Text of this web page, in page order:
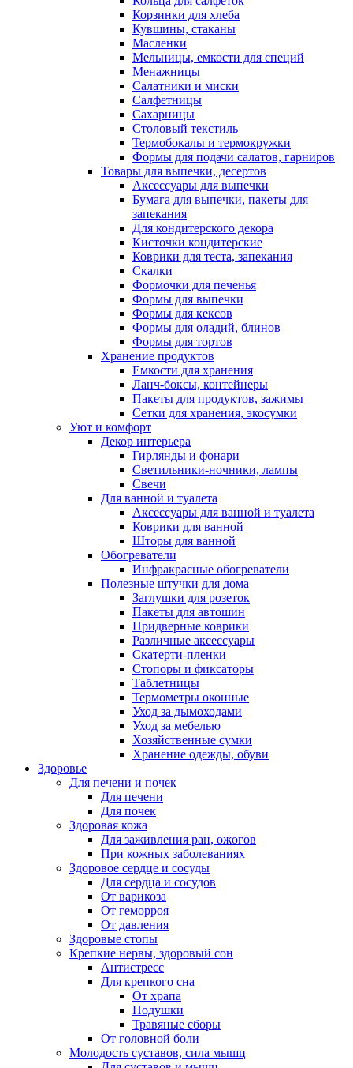
Корзинки для хлеба
Кувшины, стаканы
Масленки
Мельницы, емкости для специй
Менажницы
Салатники и миски
Салфетницы
Сахарницы
Столовый текстиль
Термобокалы и термокружки
Формы для подачи салатов, гарниров
Товары для выпечки, десертов
Аксессуары для выпечки
Бумага для выпечки, пакеты для
запекания
Для кондитерского декора
Кисточки кондитерские
Коврики для теста, запекания
Скалки
Формочки для печенья
Формы для выпечки
Формы для кексов
Формы для оладий, блинов
Формы для тортов
Хранение продуктов
Емкости для хранения
Ланч-боксы, контейнеры
Пакеты для продуктов, зажимы
Сетки для хранения, экосумки
Уют и комфорт
Декор интерьера
Гирлянды и фонари
Светильники-ночники, лампы
Свечи
Для ванной и туалета
Аксессуары для ванной и туалета
Коврики для ванной
Шторы для ванной
Обогреватели
Инфракрасные обогреватели
Полезные штучки для дома
Заглушки для розеток
Пакеты для автошин
Придверные коврики
Различные аксессуары
Скатерти-пленки
Стопоры и фиксаторы
Таблетницы
Термометры оконные
Уход за дымоходами
Уход за мебелью
Хозяйственные сумки
Хранение одежды, обуви
Здоровье
Для печени и почек
Для печени
Для почек
Здоровая кожа
Для заживления ран, ожогов
При кожных заболеваниях
Здоровое сердце и сосуды
Для сердца и сосудов
От варикоза
От геморроя
От давления
Здоровые стопы
Крепкие нервы, здоровый сон
Антистресс
Для крепкого сна
От храпа
Подушки
Травяные сборы
От головной боли
Молодость суставов, сила мышц